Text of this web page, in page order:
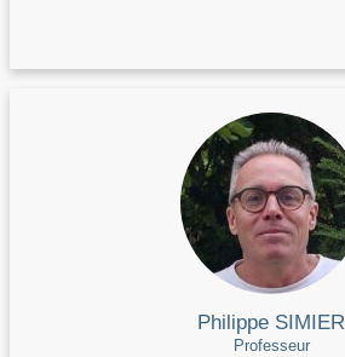
Philippe SIMIER
Professeur